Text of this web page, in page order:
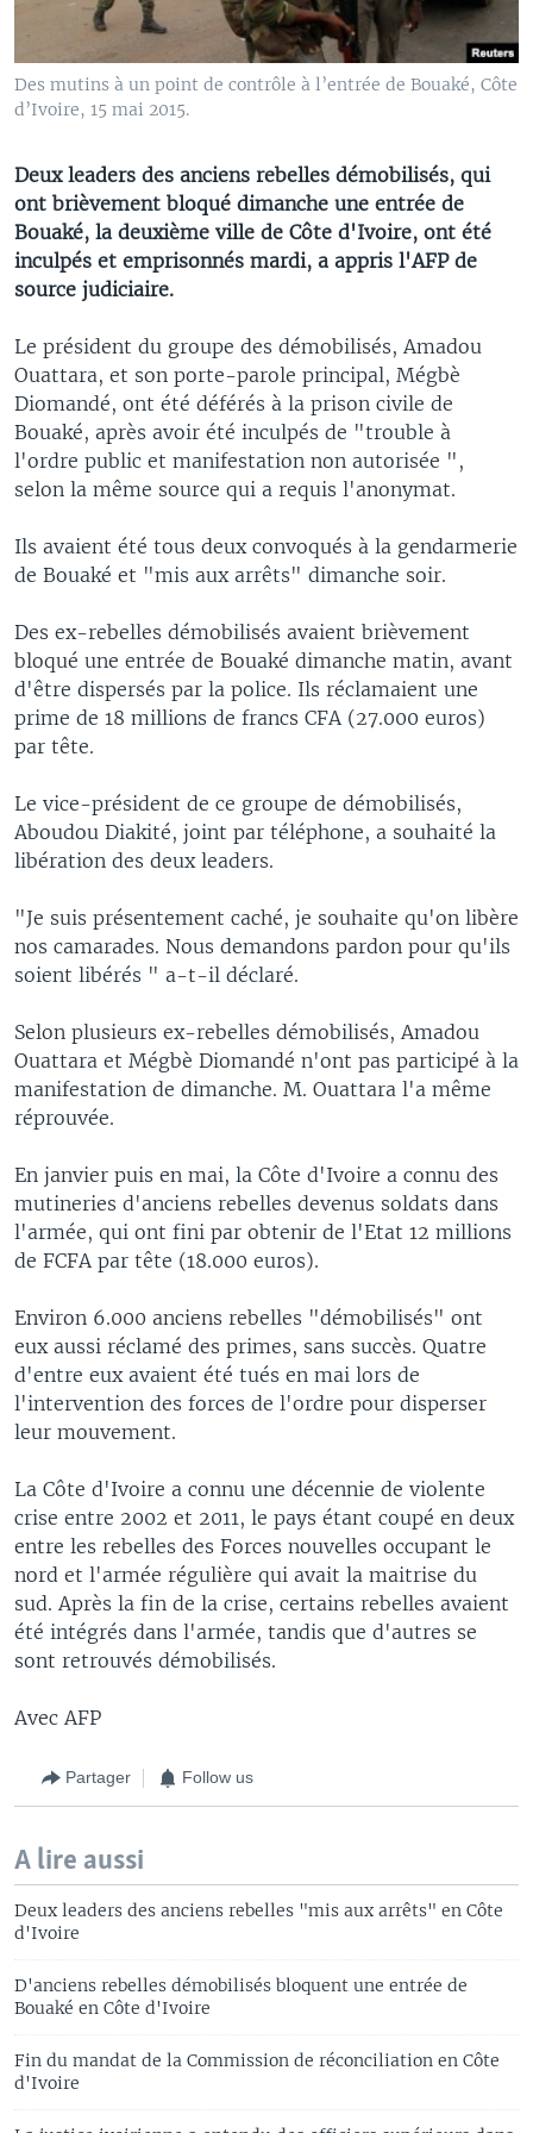
Des mutins à un point de contrôle à l’entrée de Bouaké, Côte
d’Ivoire, 15 mai 2015.
Deux leaders des anciens rebelles démobilisés, qui
ont brièvement bloqué dimanche une entrée de
Bouaké, la deuxième ville de Côte d'Ivoire, ont été
inculpés et emprisonnés mardi, a appris l'AFP de
source judiciaire.
Le président du groupe des démobilisés, Amadou
Ouattara, et son porte-parole principal, Mégbè
Diomandé, ont été déférés à la prison civile de
Bouaké, après avoir été inculpés de "trouble à
l'ordre public et manifestation non autorisée ",
selon la même source qui a requis l'anonymat.
Ils avaient été tous deux convoqués à la gendarmerie
de Bouaké et "mis aux arrêts" dimanche soir.
Des ex-rebelles démobilisés avaient brièvement
bloqué une entrée de Bouaké dimanche matin, avant
d'être dispersés par la police. Ils réclamaient une
prime de 18 millions de francs CFA (27.000 euros)
par tête.
Le vice-président de ce groupe de démobilisés,
Aboudou Diakité, joint par téléphone, a souhaité la
libération des deux leaders.
"Je suis présentement caché, je souhaite qu'on libère
nos camarades. Nous demandons pardon pour qu'ils
soient libérés " a-t-il déclaré.
Selon plusieurs ex-rebelles démobilisés, Amadou
Ouattara et Mégbè Diomandé n'ont pas participé à la
manifestation de dimanche. M. Ouattara l'a même
réprouvée.
En janvier puis en mai, la Côte d'Ivoire a connu des
mutineries d'anciens rebelles devenus soldats dans
l'armée, qui ont fini par obtenir de l'Etat 12 millions
de FCFA par tête (18.000 euros).
Environ 6.000 anciens rebelles "démobilisés" ont
eux aussi réclamé des primes, sans succès. Quatre
d'entre eux avaient été tués en mai lors de
l'intervention des forces de l'ordre pour disperser
leur mouvement.
La Côte d'Ivoire a connu une décennie de violente
crise entre 2002 et 2011, le pays étant coupé en deux
entre les rebelles des Forces nouvelles occupant le
nord et l'armée régulière qui avait la maitrise du
sud. Après la fin de la crise, certains rebelles avaient
été intégrés dans l'armée, tandis que d'autres se
sont retrouvés démobilisés.
Avec AFP
Partager Follow us
A lire aussi
Deux leaders des anciens rebelles "mis aux arrêts" en Côte
d'Ivoire
D'anciens rebelles démobilisés bloquent une entrée de
Bouaké en Côte d'Ivoire
Fin du mandat de la Commission de réconciliation en Côte
d'Ivoire